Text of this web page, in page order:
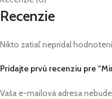
Recenzie
Nikto zatiaľ nepridal
Pridajte prvú recenziu pre
Vaša e-mailová adresa